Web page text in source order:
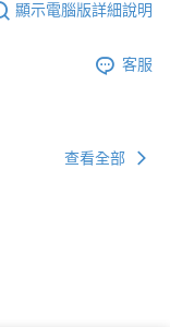
顯示電腦版詳細說明
客服
查看全部